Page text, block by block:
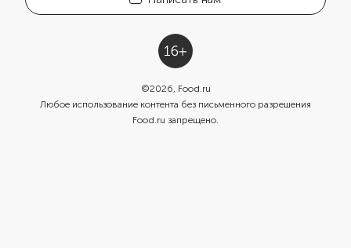
©2026, Food.ru
Любое использование контента без письменного разрешения
Food.ru запрещено.